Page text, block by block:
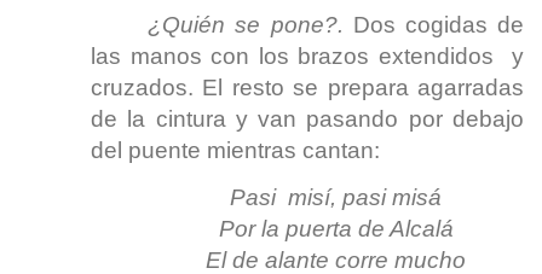
¿Quién se pone?. Dos cogidas de
las manos con los brazos extendidos y
cruzados. El resto se prepara agarradas
de la cintura y van pasando por debajo
del puente mientras cantan:
Pasi misí, pasi misá
Por la puerta de Alcalá
El de alante corre mucho